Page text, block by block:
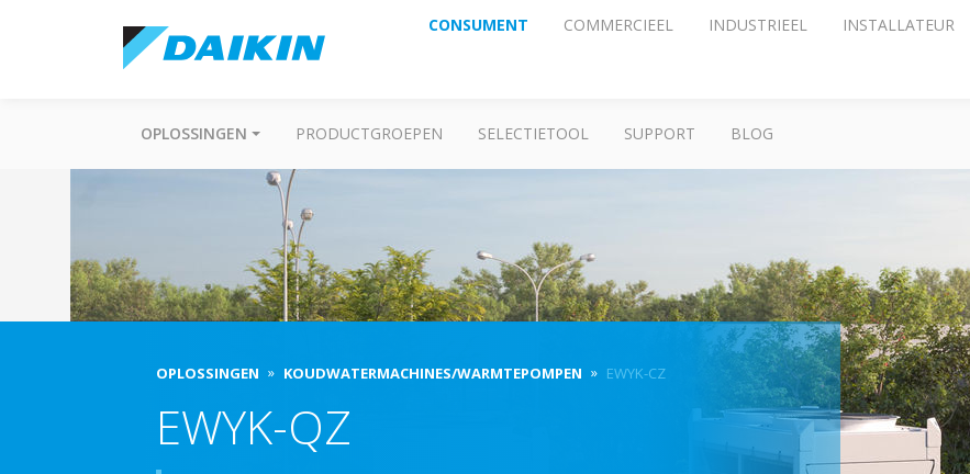
CONSUMENT COMMERCIEEL INDUSTRIEEL INSTALLATEUR
OPLOSSINGEN PRODUCTGROEPEN SELECTIETOOL SUPPORT BLOG
OPLOSSINGEN KOUDWATERMACHINES/WARMTEPOMPEN EWYK-CZ
EWYK-QZ